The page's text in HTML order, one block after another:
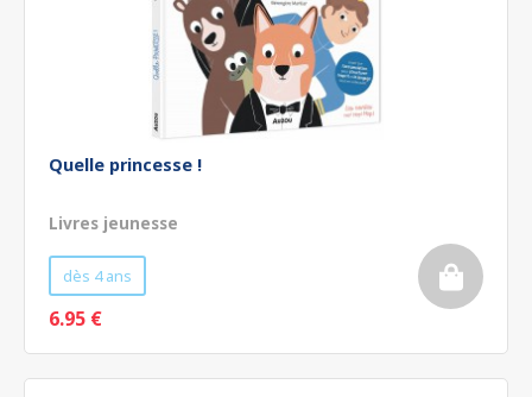
Quelle princesse !
Livres jeunesse
dès 4 ans
6.95 €